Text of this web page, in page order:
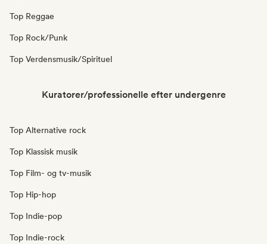
Top Reggae
Top Rock/Punk
Top Verdensmusik/Spirituel
Kuratorer/professionelle efter undergenre
Top Alternative rock
Top Klassisk musik
Top Film- og tv-musik
Top Hip-hop
Top Indie-pop
Top Indie-rock